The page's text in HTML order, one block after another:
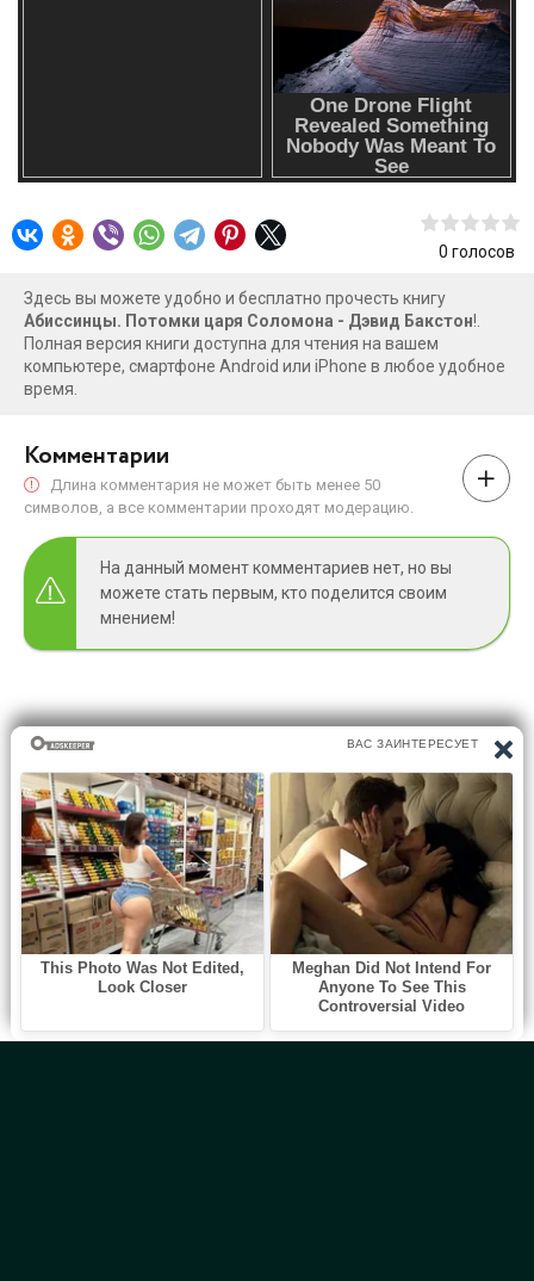
0 голосов
Здесь вы можете удобно и бесплатно прочесть книгу
Абиссинцы. Потомки царя Соломона - Дэвид Бакстон!.
Полная версия книги доступна для чтения на вашем
компьютере, смартфоне Android или iPhone в любое удобное
время.
Комментарии
Длина комментария не может быть менее 50
символов, а все комментарии проходят модерацию.
На данный момент комментариев нет, но вы
можете стать первым, кто поделится своим
мнением!